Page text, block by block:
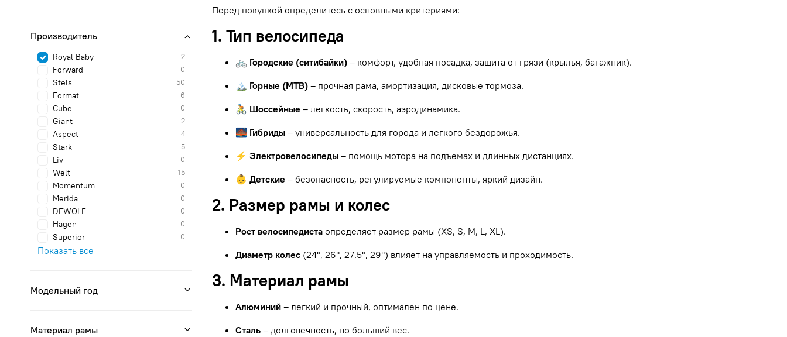
Перед покупкой определитесь с основными критериями:
1. Тип велосипеда
🚲 Городские (ситибайки) – комфорт, удобная посадка, защита от грязи (крылья, багажник).
🏔 Горные (MTB) – прочная рама, амортизация, дисковые тормоза.
🚴 Шоссейные – легкость, скорость, аэродинамика.
🌉 Гибриды – универсальность для города и легкого бездорожья.
⚡ Электровелосипеды – помощь мотора на подъемах и длинных дистанциях.
👶 Детские – безопасность, регулируемые компоненты, яркий дизайн.
2. Размер рамы и колес
Рост велосипедиста определяет размер рамы (XS, S, M, L, XL).
Диаметр колес (24", 26", 27.5", 29") влияет на управляемость и проходимость.
3. Материал рамы
Алюминий – легкий и прочный, оптимален по цене.
Сталь – долговечность, но больший вес.
Производитель
Royal Baby 2
Forward 0
Stels 50
Format 6
Cube 0
Giant 2
Aspect 4
Stark 5
Liv 0
Welt 15
Momentum 0
Merida 0
DEWOLF 0
Hagen 0
Superior 0
Показать все
Модельный год
Материал рамы